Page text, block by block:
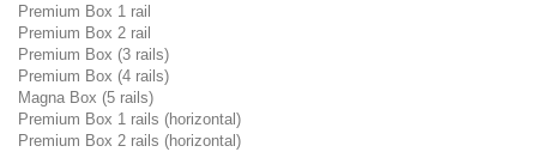
Premium Box 1 rail
Premium Box 2 rail
Premium Box (3 rails)
Premium Box (4 rails)
Magna Box (5 rails)
Premium Box 1 rails (horizontal)
Premium Box 2 rails (horizontal)